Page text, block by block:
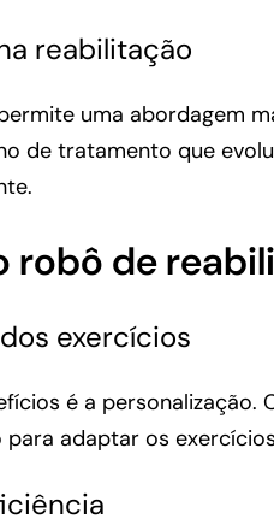
reabilitação
uma abordagem
de tratamento que
robô de
exercícios
é a
adaptar os